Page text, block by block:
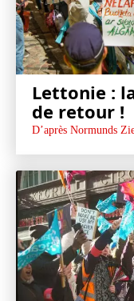
Lettonie :
de retour !
D’après Normunds